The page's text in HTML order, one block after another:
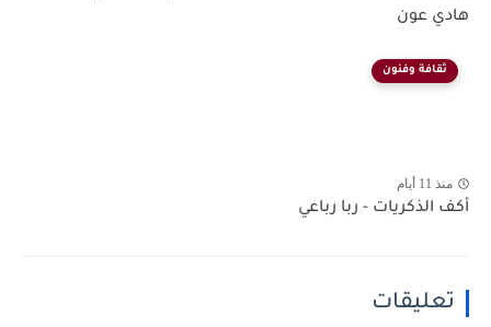
هادي عون
ثقافة وفنون
منذ 11 أيام
أكف الذكريات - ربا رباعي
تعليقات